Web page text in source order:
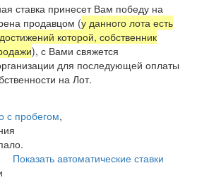
ставка принесет Вам победу на
продавцом (у данного лота есть
которой, собственник
), с Вами свяжется
для последующей оплаты
на Лот.
с пробегом,
Показать автоматические ставки